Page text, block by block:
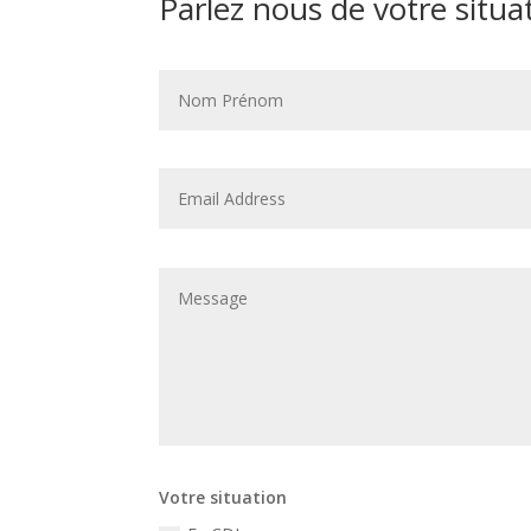
Votre situation